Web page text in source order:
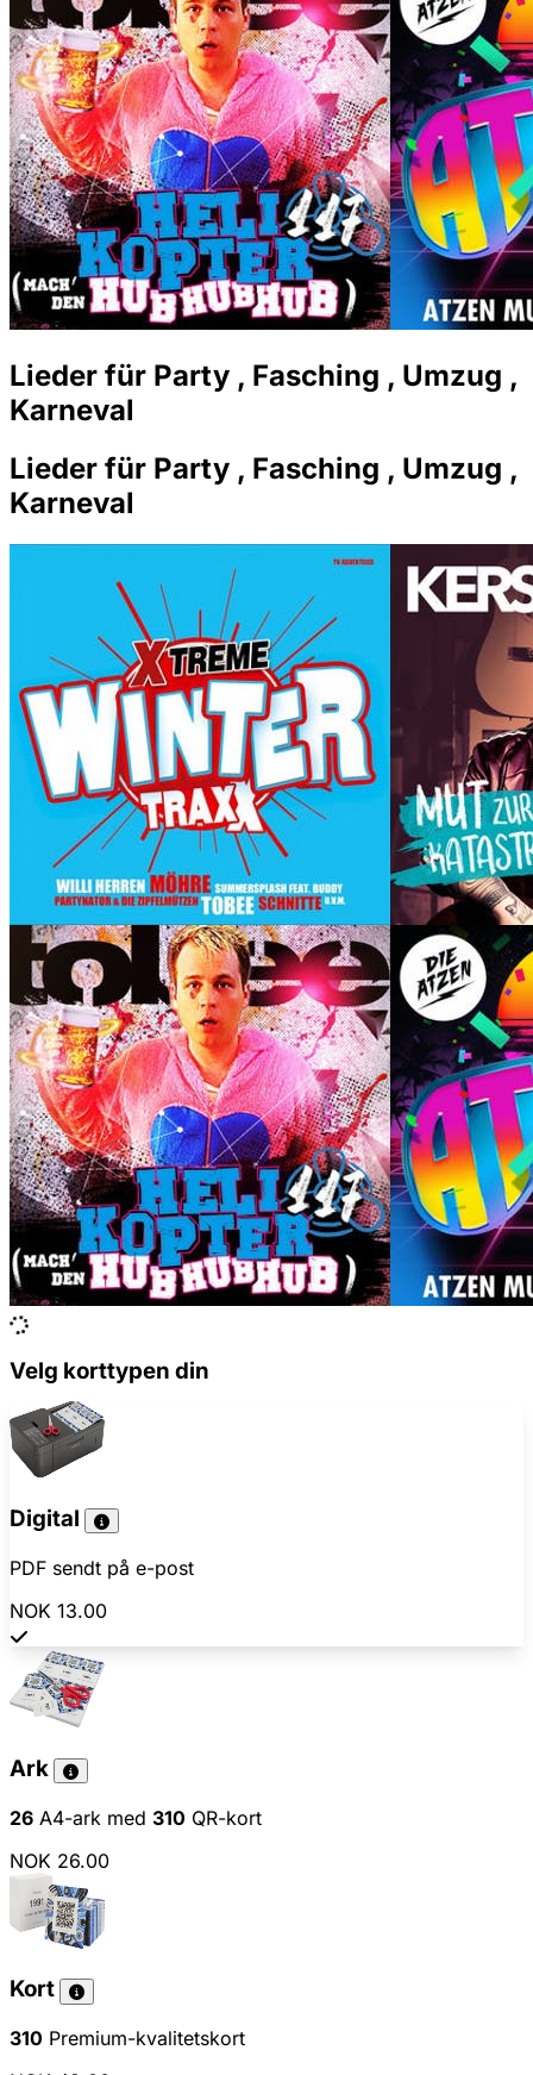
Lieder für Party , Fasching , Umzug ,
Karneval
Lieder für Party , Fasching , Umzug ,
Karneval
Velg korttypen din
Digital
PDF sendt på e-post
NOK 13.00
Ark
26 A4-ark med 310 QR-kort
NOK 26.00
Kort
310 Premium-kvalitetskort